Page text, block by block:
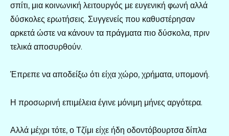
σπίτι, μια κοινωνική λειτουργός με ευγενική φωνή αλλά
δύσκολες ερωτήσεις. Συγγενείς που καθυστέρησαν
αρκετά ώστε να κάνουν τα πράγματα πιο δύσκολα, πριν
τελικά αποσυρθούν.
Έπρεπε να αποδείξω ότι είχα χώρο, χρήματα, υπομονή.
Η προσωρινή επιμέλεια έγινε μόνιμη μήνες αργότερα.
Αλλά μέχρι τότε, ο Τζίμι είχε ήδη οδοντόβουρτσα δίπλα